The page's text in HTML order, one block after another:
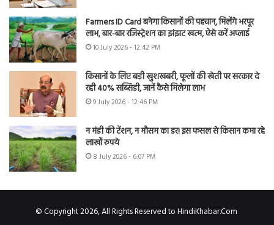
Farmers ID Card बनेगा किसानों की पहचान, मिलेंगे भरपूर
लाभ, बार-बार रजिस्ट्रेशन का झंझट खत्म, ऐसे करें अप्लाई
10 July 2026 - 12:42 PM
किसानों के लिए बड़ी खुशखबरी, फूलों की खेती पर सरकार दे
रही 40% सब्सिडी, जानें कैसे मिलेगा लाभ
9 July 2026 - 12:46 PM
न मंडी की टेंशन, न मौसम का डर! इस फसल से किसान कमा रहे
लाखों रुपये
8 July 2026 - 6:07 PM
© Copyright 2026, All Rights Reserved to HindiKhabar.Com